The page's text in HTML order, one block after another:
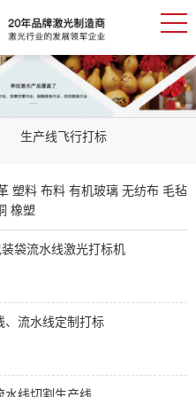
生产线飞行打标
塑料 布料 有机玻璃 无纺布 毛毡
橡塑
袋流水线激光打标机
、流水线定制打标